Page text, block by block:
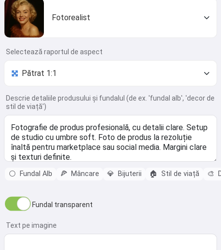
Fotorealist
Selectează raportul de aspect
Descrie detaliile produsului și fundalul (de ex. 'fundal alb', 'decor de
stil de viață')
⚪ Fundal Alb 🍕 Mâncare 💎 Bijuterii 🏠 Stil de viață 🎨
Fundal transparent
Text pe imagine